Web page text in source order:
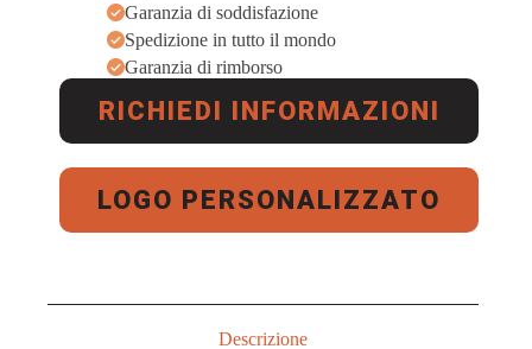
Garanzia di soddisfazione
Spedizione in tutto il mondo
Garanzia di rimborso
RICHIEDI INFORMAZIONI
LOGO PERSONALIZZATO
Descrizione